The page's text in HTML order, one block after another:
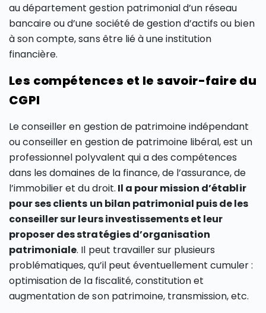
au département gestion patrimonial d’un réseau
bancaire ou d’une société de gestion d’actifs ou bien
à son compte, sans être lié à une institution
financière.
Les compétences et le savoir-faire du
CGPI
Le conseiller en gestion de patrimoine indépendant
ou conseiller en gestion de patrimoine libéral, est un
professionnel polyvalent qui a des compétences
dans les domaines de la finance, de l’assurance, de
l’immobilier et du droit. Il a pour mission d’établir
pour ses clients un bilan patrimonial puis de les
conseiller sur leurs investissements et leur
proposer des stratégies d’organisation
patrimoniale. Il peut travailler sur plusieurs
problématiques, qu’il peut éventuellement cumuler :
optimisation de la fiscalité, constitution et
augmentation de son patrimoine, transmission, etc.